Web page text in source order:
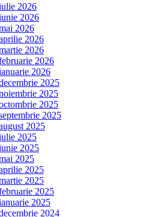
2026
2026
2026
2026
2026
2026
2026
2025
2025
2025
2025
2025
2025
2025
2025
2025
2025
2025
2025
2024